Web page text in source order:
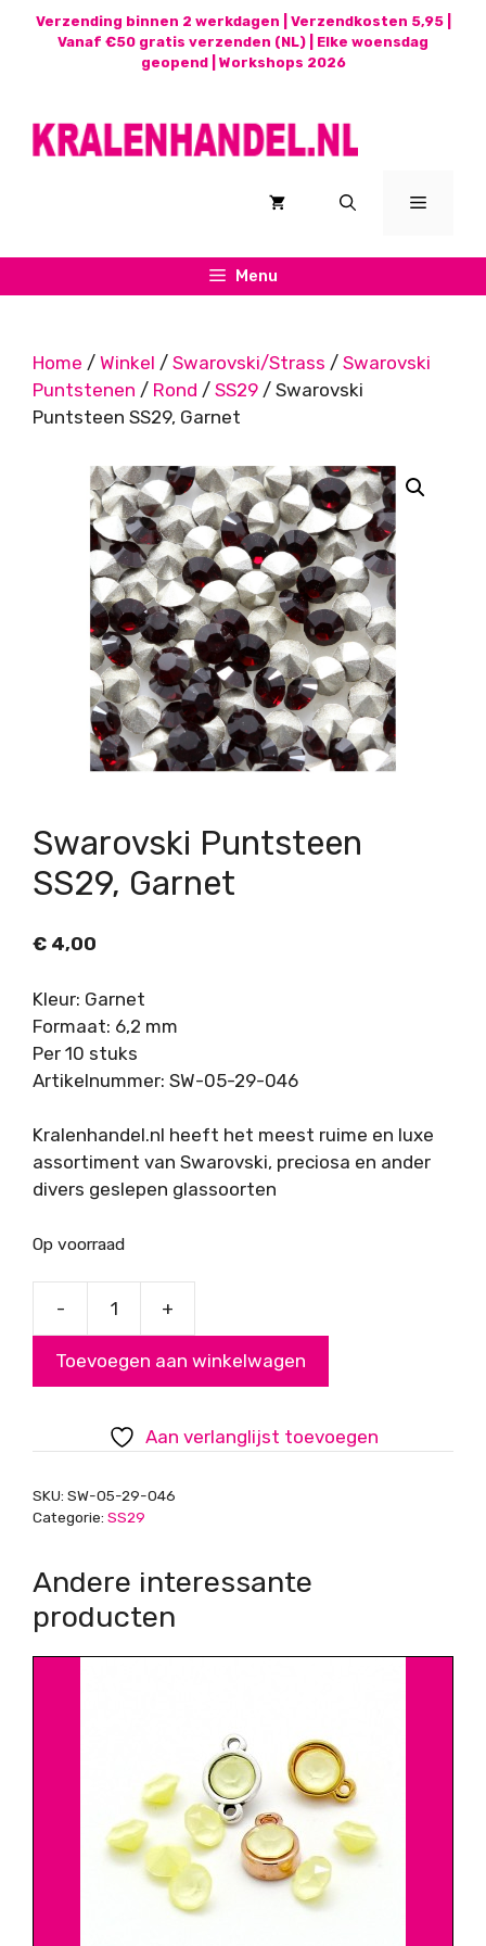
Verzending binnen 2 werkdagen | Verzendkosten 5,95 |
Vanaf €50 gratis verzenden (NL) | Elke woensdag
geopend | Workshops 2026
Menu
Menu
Home / Winkel / Swarovski/Strass / Swarovski
Puntstenen / Rond / SS29 / Swarovski
Puntsteen SS29, Garnet
Swarovski Puntsteen
SS29, Garnet
€ 4,00
Kleur: Garnet
Formaat: 6,2 mm
Per 10 stuks
Artikelnummer: SW-05-29-046
Kralenhandel.nl heeft het meest ruime en luxe
assortiment van Swarovski, preciosa en ander
divers geslepen glassoorten
Op voorraad
-
SS29,
aantal
+
Toevoegen aan winkelwagen
Aan verlanglijst toevoegen
SKU: SW-05-29-046
Categorie: SS29
Andere interessante
producten